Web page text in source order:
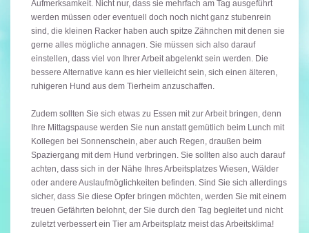
Aufmerksamkeit. Nicht nur, dass sie mehrfach am Tag ausgeführt
werden müssen oder eventuell doch noch nicht ganz stubenrein
sind, die kleinen Racker haben auch spitze Zähnchen mit denen sie
gerne alles mögliche annagen. Sie müssen sich also darauf
einstellen, dass viel von Ihrer Arbeit abgelenkt sein werden. Die
bessere Alternative kann es hier vielleicht sein, sich einen älteren,
ruhigeren Hund aus dem Tierheim anzuschaffen.
Zudem sollten Sie sich etwas zu Essen mit zur Arbeit bringen, denn
Ihre Mittagspause werden Sie nun anstatt gemütlich beim Lunch mit
Kollegen bei Sonnenschein, aber auch Regen, draußen beim
Spaziergang mit dem Hund verbringen. Sie sollten also auch darauf
achten, dass sich in der Nähe Ihres Arbeitsplatzes Wiesen, Wälder
oder andere Auslaufmöglichkeiten befinden. Sind Sie sich allerdings
sicher, dass Sie diese Opfer bringen möchten, werden Sie mit einem
treuen Gefährten belohnt, der Sie durch den Tag begleitet und nicht
zuletzt verbessert ein Tier am Arbeitsplatz meist das Arbeitsklima!